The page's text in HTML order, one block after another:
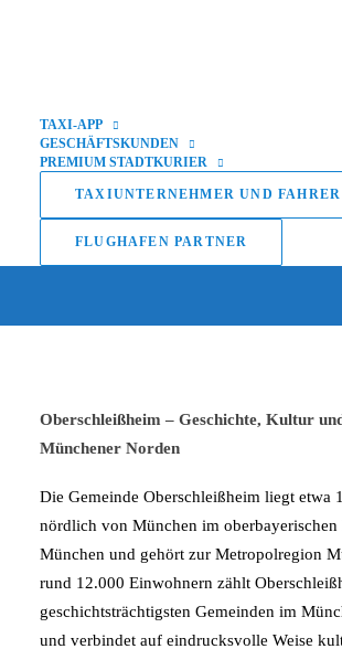
TAXI-APP
GESCHÄFTSKUNDEN
PREMIUM STADTKURIER
TAXIUNTERNEHMER UND FAHRER
FLUGHAFEN PARTNER
Gemeinde
Oberschleißheim
Oberschleißheim – Geschichte, Kultur
Münchener Norden
Die Gemeinde Oberschleißheim liegt etwa
nördlich von München im oberbayerischen
München und gehört zur Metropolregion
rund 12.000 Einwohnern zählt
geschichtsträchtigsten Gemeinden im
und verbindet auf eindrucksvolle Weise